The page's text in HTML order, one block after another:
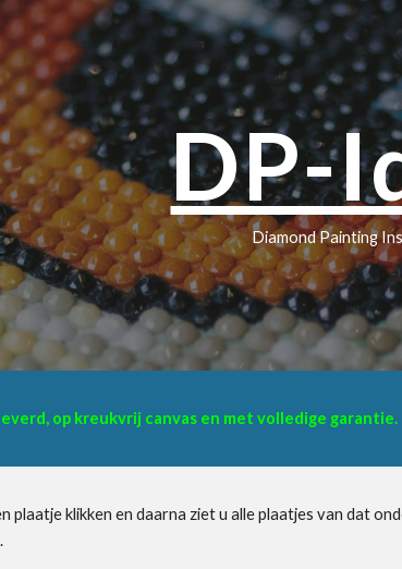
Skip to main content
DP-
Diamond Painting
op kreukvrij canvas en met volledige garantie.
plaatje klikken en daarna ziet u alle plaatjes van dat